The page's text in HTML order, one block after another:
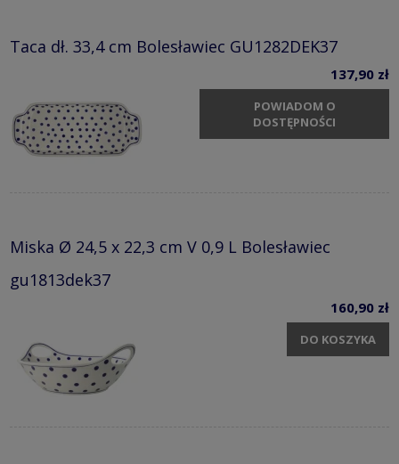
Taca dł. 33,4 cm Bolesławiec GU1282DEK37
137,90 zł
POWIADOM O
DOSTĘPNOŚCI
Miska Ø 24,5 x 22,3 cm V 0,9 L Bolesławiec
gu1813dek37
160,90 zł
DO KOSZYKA